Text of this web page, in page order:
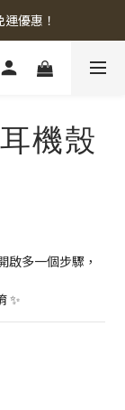
優惠！
機殼
啟多一個步驟，
✨